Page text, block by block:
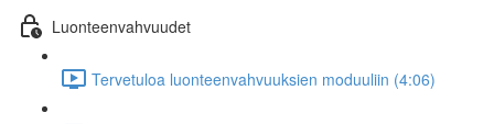
Luonteenvahvuudet
Tervetuloa luonteenvahvuuksien moduuliin (4:06)